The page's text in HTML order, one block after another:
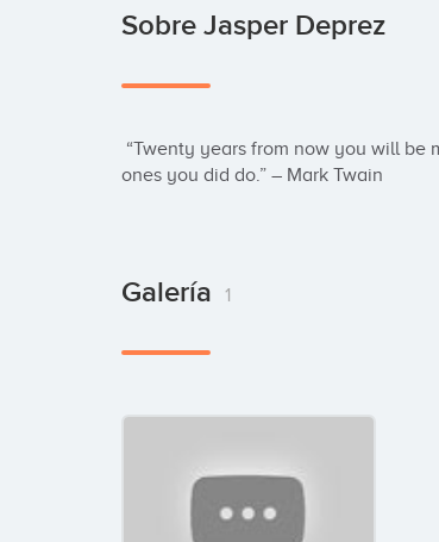
Sobre Jasper Deprez
ones you did do.” – Mark Twain
Galería 1